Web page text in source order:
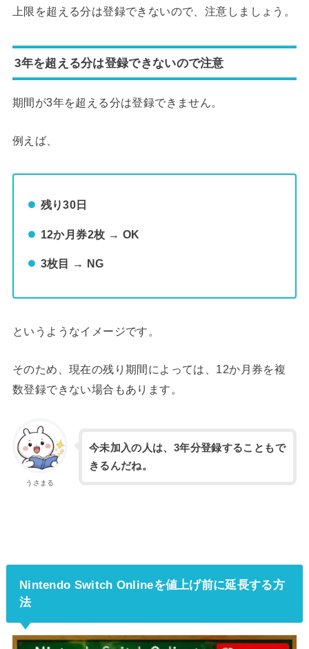
上限を超える分は登録できないので、注意しましょう。
3年を超える分は登録できないので注意
期間が3年を超える分は登録できません。
例えば、
残り30日
12か月券2枚 → OK
3枚目 → NG
というようなイメージです。
そのため、現在の残り期間によっては、12か月券を複
数登録できない場合もあります。
うさまる
今未加入の人は、3年分登録することもで
きるんだね。
Nintendo Switch Onlineを値上げ前に延長する方
法